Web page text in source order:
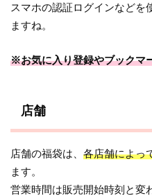
スマホの認証ログインなどを
ますね。
※お気に入り登録やブックマ
店舗
店舗の福袋は、各店舗によっ
ます。
営業時間は販売開始時刻と変